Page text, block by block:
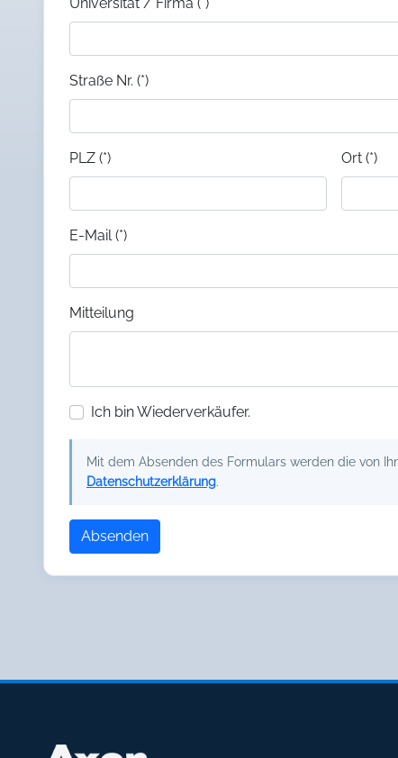
Straße Nr. (*)
PLZ (*) Ort (*)
E-Mail (*)
Mitteilung
Ich bin Wiederverkäufer.
Mit dem Absenden des Formulars werden die von
Datenschutzerklärung.
Absenden